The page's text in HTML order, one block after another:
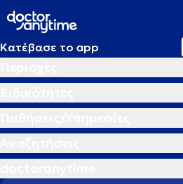
Κατέβασε το app